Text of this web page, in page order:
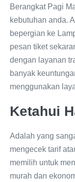
Berangkat Pagi
kebutuhan anda.
bepergian ke
pesan tiket
dengan layanan
banyak
menggunakan
Ketahui
Adalah yang
mengecek tarif
memilih untuk
murah dan